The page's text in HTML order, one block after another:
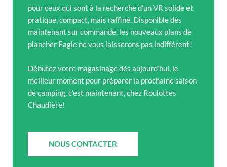
pour ceux qui sont à la recherche d’un VR solide et
pratique, compact, mais raffiné. Disponible dès
maintenant sur commande, les nouveaux plans de
plancher Eagle ne vous laisserons pas indifférent!
Débutez votre magasinage dès aujourd’hui, le
meilleur moment pour préparer la prochaine saison
de camping, c’est maintenant, chez Roulottes
Chaudière!
NOUS CONTACTER